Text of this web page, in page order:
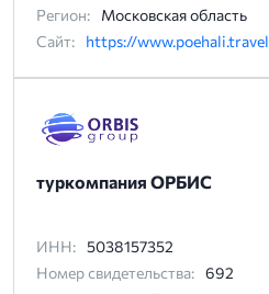
Регион:
Московская область
Сайт:
https://www.poehali.travel
туркомпания ОРБИС
ИНН: 5038157352
Номер свидетельства: 692